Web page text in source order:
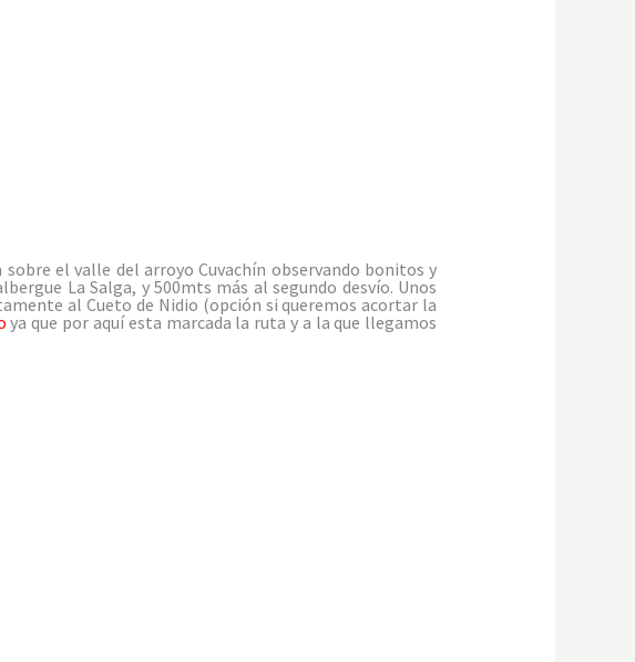
el valle del arroyo Cuvachín observando bonitos y
La Salga, y 500mts más al segundo desvío. Unos
al Cueto de Nidio (opción si queremos acortar la
ya que por aquí esta marcada la ruta y a la que llegamos